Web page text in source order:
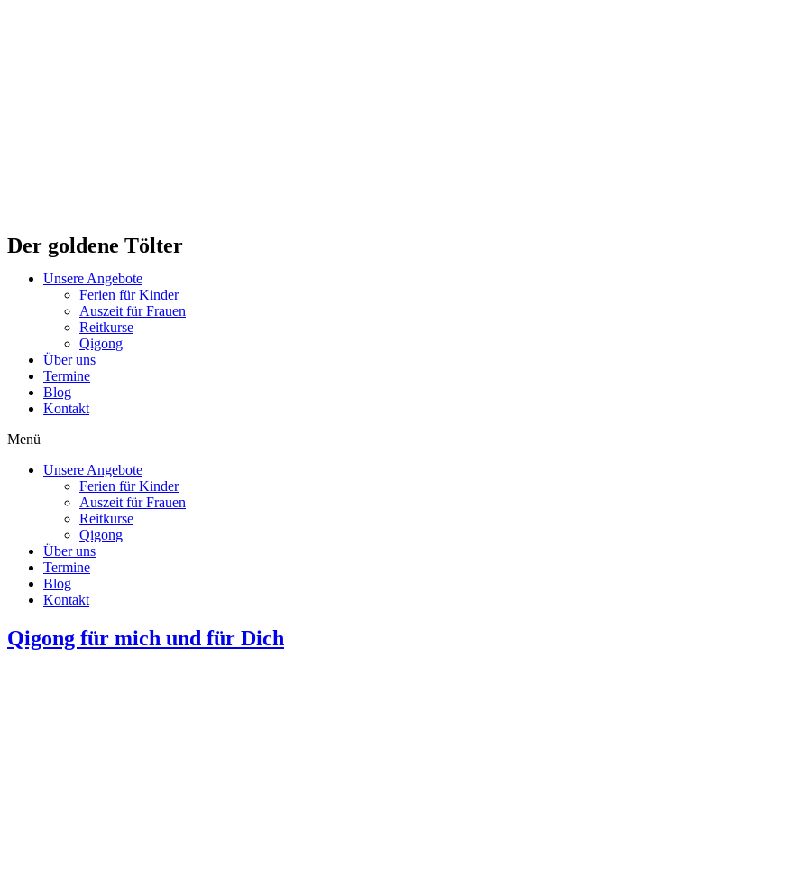
Der goldene Tölter
Unsere Angebote
Ferien für Kinder
Auszeit für Frauen
Reitkurse
Qigong
Über uns
Termine
Blog
Kontakt
Menü
Unsere Angebote
Ferien für Kinder
Auszeit für Frauen
Reitkurse
Qigong
Über uns
Termine
Blog
Kontakt
Qigong für mich und für Dich